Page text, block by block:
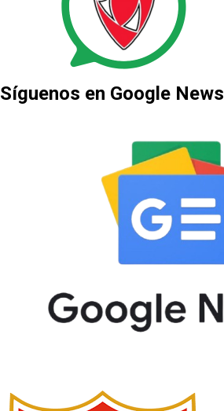
Síguenos en Google News